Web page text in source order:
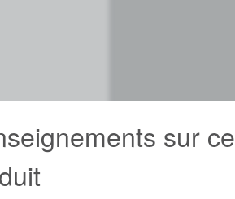
sur ce